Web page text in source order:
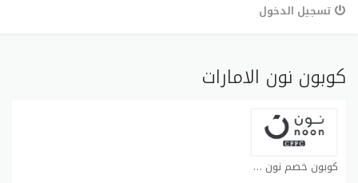
تسجيل الدخول
كوبون نون الامارات
كوبون خصم نون كوبون